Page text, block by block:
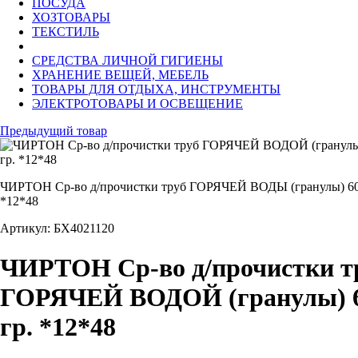
ПОСУДА
ХОЗТОВАРЫ
ТЕКСТИЛЬ
СРЕДСТВА ЛИЧНОЙ ГИГИЕНЫ
ХРАНЕНИЕ ВЕЩЕЙ, МЕБЕЛЬ
ТОВАРЫ ДЛЯ ОТДЫХА, ИНСТРУМЕНТЫ
ЭЛЕКТРОТОВАРЫ И ОСВЕЩЕНИЕ
Предыдущий товар
ЧИРТОН Ср-во д/прочистки труб ГОРЯЧЕЙ ВОДЫ (гранулы)
*12*48
Артикул: БХ4021120
ЧИРТОН Ср-во д/прочистки
ГОРЯЧЕЙ ВОДОЙ (гранулы)
гр. *12*48